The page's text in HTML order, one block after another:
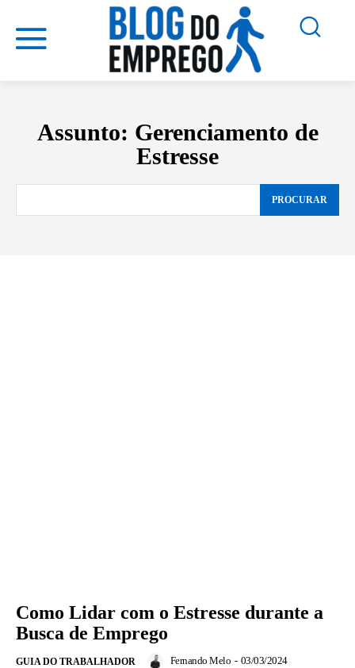
Assunto: Gerenciamento de
Estresse
PROCURAR
Como Lidar com o Estresse durante a
Busca de Emprego
GUIA DO TRABALHADOR Fernando Melo - 03/03/2024